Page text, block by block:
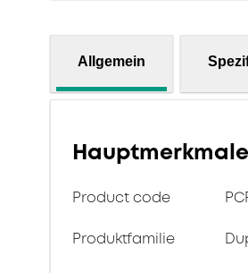
Allgemein
Hauptmerkmale
Product code
Produktfamilie